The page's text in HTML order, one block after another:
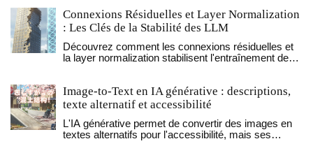
Connexions Résiduelles et Layer Normalization
: Les Clés de la Stabilité des LLM
Découvrez comment les connexions résiduelles et
la layer normalization stabilisent l'entraînement des
Image-to-Text en IA générative : descriptions,
texte alternatif et accessibilité
L'IA générative permet de convertir des images en
textes alternatifs pour l'accessibilité, mais ses